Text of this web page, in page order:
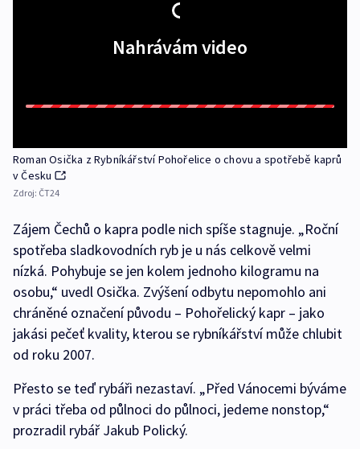
Nahrávám video
Roman Osička z Rybníkářství Pohořelice o chovu a spotřebě kaprů
v Česku
Zdroj: ČT24
Zájem Čechů o kapra podle nich spíše stagnuje. „Roční
spotřeba sladkovodních ryb je u nás celkově velmi
nízká. Pohybuje se jen kolem jednoho kilogramu na
osobu,“ uvedl Osička. Zvýšení odbytu nepomohlo ani
chráněné označení původu – Pohořelický kapr – jako
jakási pečeť kvality, kterou se rybníkářství může chlubit
od roku 2007.
Přesto se teď rybáři nezastaví. „Před Vánocemi býváme
v práci třeba od půlnoci do půlnoci, jedeme nonstop,“
prozradil rybář Jakub Polický.